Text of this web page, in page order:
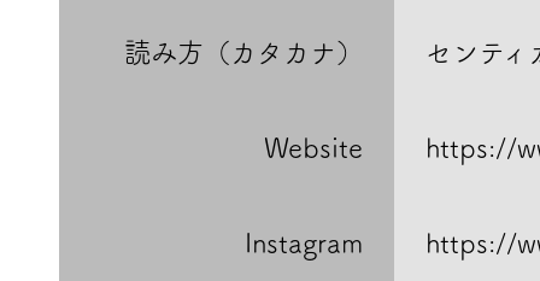
読み方（カタカナ） センティ
Website https://
Instagram https://